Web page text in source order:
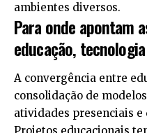
ambientes diversos.
Para onde apontam
educação,
A convergência entre
consolidação de
atividades presenciais